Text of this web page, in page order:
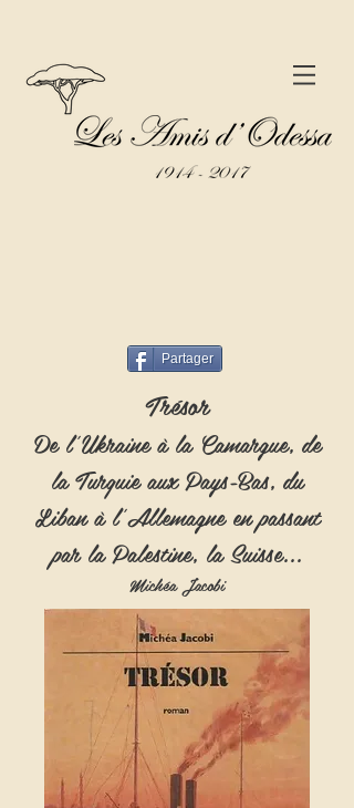
Partager
Trésor
De l'Ukraine à la Camargue, de
la Turquie aux Pays-Bas, du
Liban à l'Allemagne en passant
par la Palestine, la Suisse...
Michéa Jacobi